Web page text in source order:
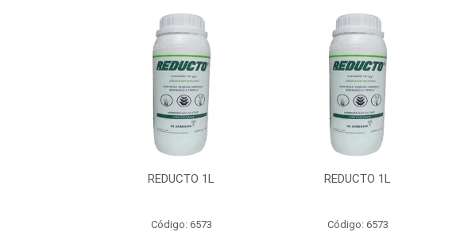
REDUCTO 1L
Código: 6573
REDUCTO 1L
Código: 6573